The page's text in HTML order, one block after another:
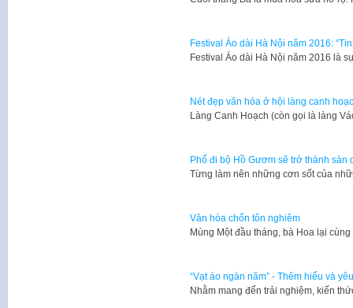
Festival Áo dài Hà Nội năm 2016:
Festival Áo dài Hà Nội năm 2016 là
Nét đẹp văn hóa ở hội làng canh
Làng Canh Hoạch (còn gọi là làng
Phố đi bộ Hồ Gươm sẽ trở thành sàn
Từng làm nên những cơn sốt của
Văn hóa chốn tôn nghiêm
Mùng Một đầu tháng, bà Hoa lại
“Vạt áo ngàn năm” - Thêm hiểu và
Nhằm mang đến trải nghiệm, kiến